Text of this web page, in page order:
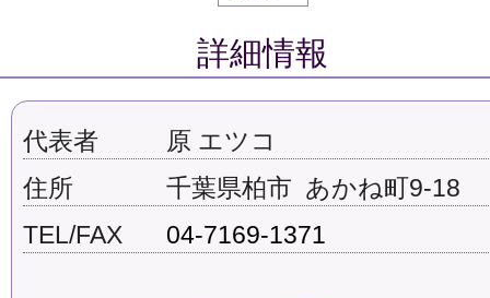
詳細情報
代表者
原 エツコ
住所
千葉県柏市 あかね町9-18
TEL/FAX
04-7169-1371